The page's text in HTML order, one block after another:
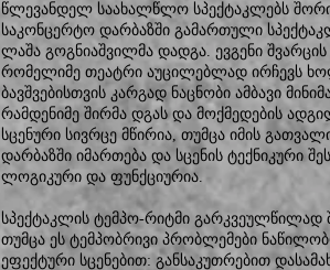
წლევანდელ საახალწლო სპექტაკლებს
საკონცერტო დარბაზში გამართული
ლაშა გოგნიაშვილმა დადგა. ევგენი
რომელიმე თეატრი აუცილებლად ირჩევს
ბავშვებისთვის კარგად ნაცნობი ამბავი
რამდენიმე შირმა დგას და მოქმედების
სცენური სივრცე მწირია, თუმცა იმის
დარბაზში იმართება და სცენის ტექნიკური
ლოგიკური და ფუნქციურია.
სპექტაკლის ტემპო-რიტმი გარკვეულწილად
თუმცა ეს ტემპობრივი პრობლემები
ეფექტური სცენებით: განსაკუთრებით